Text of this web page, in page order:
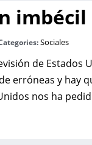
imbécil
Sociales
de
erróneas y hay
nos ha